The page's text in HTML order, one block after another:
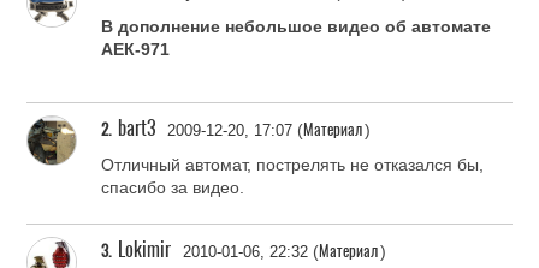
В дополнение небольшое видео об автомате
АЕК-971
2. bart3 2009-12-20, 17:07 (Материал)
Отличный автомат, пострелять не отказался бы,
спасибо за видео.
3. Lokimir 2010-01-06, 22:32 (Материал)